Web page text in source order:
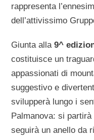
rappresenta
dell’attivissimo
Giunta alla9^
costituisce un
appassionati di
suggestivo e
svilupperà lungo i
Palmanova: si
seguirà un anello da